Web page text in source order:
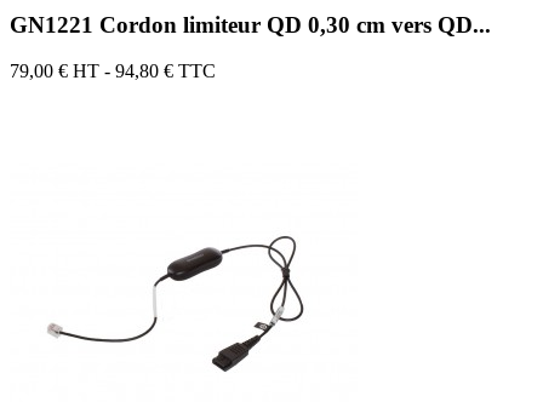
GN1221 Cordon limiteur QD 0,30 cm vers QD...
79,00 € HT - 94,80 € TTC